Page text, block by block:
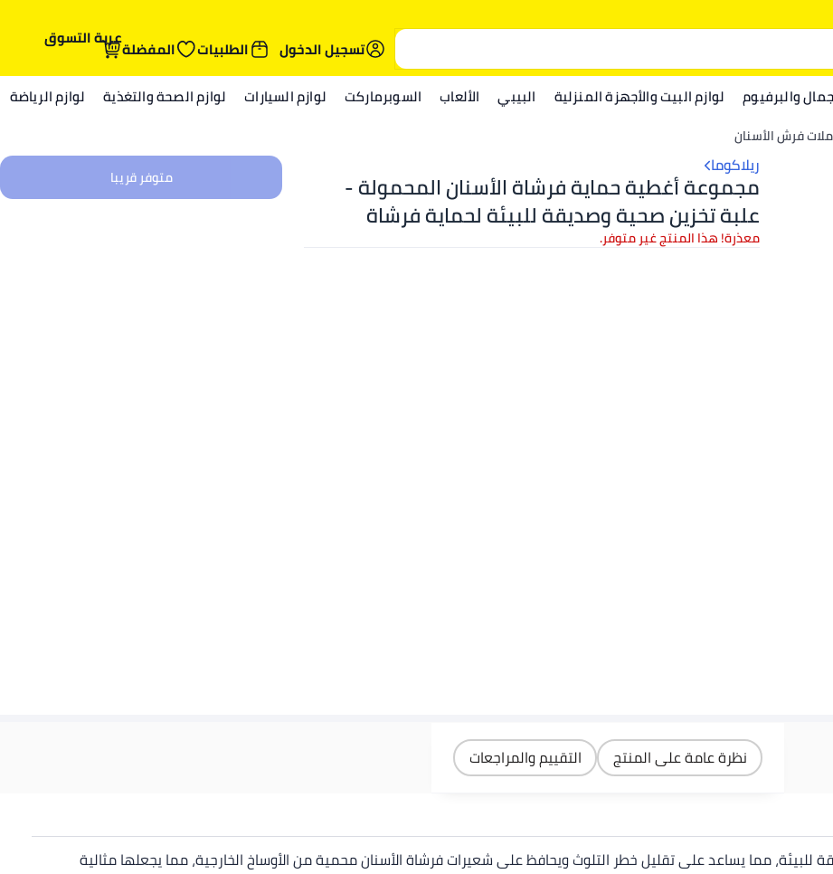
تسجيل الدخول
الطلبيات المفضلةعربة التسوق
والبرفيوم لوازم البيت والأجهزة المنزلية البيبي الألعاب السوبرماركت لوازم السيارات لوازم الصحة والتغذية لوازم الرياضة
فرش الأسنان
ريلاكوما
مجموعة أغطية حماية فرشاة الأسنان المحمولة -
علبة تخزين صحية وصديقة للبيئة لحماية فرشاة
الأسنان أثناء السفر والأنشطة الخارجية وسفر العمل
معذرة! هذا المنتج غير متوفر.
متوفر قريبا
نظرة عامة على المنتج التقييم والمراجعات
مما يساعد على تقليل خطر التلوث ويحافظ على شعيرات فرشاة الأسنان محمية من الأوساخ الخارجية، مما يجعلها مثالية